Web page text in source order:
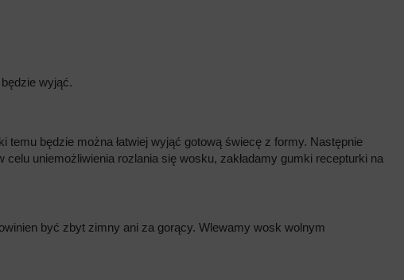
wyjąć.
będzie można łatwiej wyjąć gotową świecę z formy. Następnie
uniemożliwienia rozlania się wosku, zakładamy gumki recepturki na
być zbyt zimny ani za gorący. Wlewamy wosk wolnym